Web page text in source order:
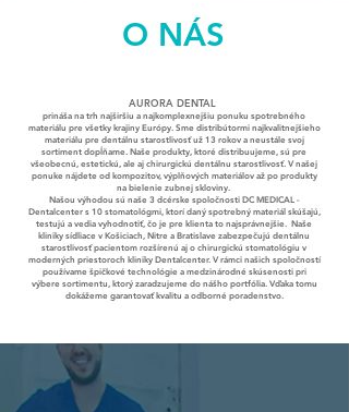
O NÁS
AURORA DENTAL
prináša na trh najširšiu a najkomplexnejšiu ponuku spotrebného
materiálu pre všetky krajiny Európy. Sme distribútormi najkvalitnejšieho
materiálu pre dentálnu starostlivosť už 13 rokov a neustále svoj
sortiment dopĺňame. Naše produkty, ktoré distribuujeme, sú pre
všeobecnú, estetickú, ale aj chirurgickú dentálnu starostlivosť. V našej
ponuke nájdete od kompozitov, výplňových materiálov až po produkty
na bielenie zubnej skloviny.
Našou výhodou sú naše 3 dcérske spoločnosti DC MEDICAL -
Dentalcenter s 10 stomatológmi, ktorí daný spotrebný materiál skúšajú,
testujú a vedia vyhodnotiť, čo je pre klienta to najsprávnejšie. Naše
kliniky sídliace v Košiciach, Nitre a Bratislave zabezpečujú dentálnu
starostlivosť pacientom rozšírenú aj o chirurgickú stomatológiu v
moderných priestoroch kliniky Dentalcenter. V rámci našich spoločností
používame špičkové technológie a medzinárodné skúsenosti pri
výbere sortimentu, ktorý zaradzujeme do nášho portfólia. Vďaka tomu
dokážeme garantovať kvalitu a odborné poradenstvo.